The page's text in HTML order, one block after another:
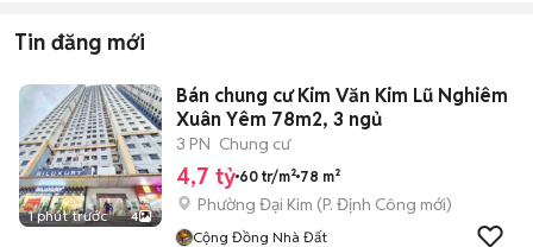
Tin đăng mới
1 phút trước 4
Bán chung cư Kim Văn Kim Lũ Nghiêm
Xuân Yêm 78m2, 3 ngủ
3 PN Chung cư
4,7 tỷ 60 tr/m² 78 m²
Phường Đại Kim (P. Định Công mới)
Cộng Đồng Nhà Đất